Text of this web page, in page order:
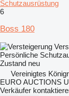
Schutzausrüstung
6
Boss 180
Persönliche
Zustand neu
Vereinigtes
EURO AUCTIONS
Verkäufer